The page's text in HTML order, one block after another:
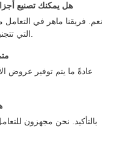
هل يمكنك تصنيع
نعم. فريقنا ماهر في التعامل
بالتأكيد. نحن مجهزون